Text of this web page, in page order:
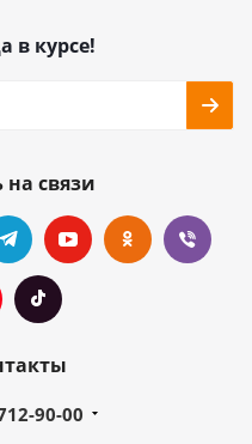
в курсе!
на связи
90-00